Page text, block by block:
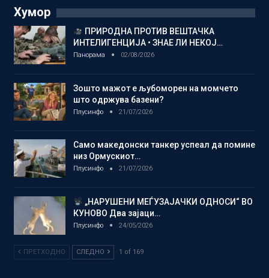
Хумор
ПРИРОДНА ПРОТИВ ВЕШТАЧКА
ИНТЕЛИГЕНЦИЈА • ЗНАЕ ЛИ НЕКОЈ…
Панорама 02/08/2026
Зошто мажот е љубоморен на момчето
што одржува базени?
Плусинфо 21/07/2026
Само македонски танкер успеал да помине
низ Ормускиот…
Плусинфо 21/07/2026
„НАРУШЕНИ МЕЃУЗАЈАЧКИ ОДНОСИ“ ВО
КУНОВО Два зајаци…
Плусинфо 24/05/2026
ПРЕТХОДНО СЛЕДНО 1 of 169